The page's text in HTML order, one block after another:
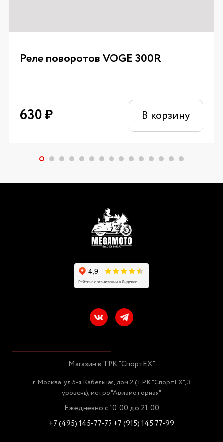
Реле поворотов VOGE 300R
630₽ В корзину
Магазин в ТРК "СпортЕХ"
г. Москва, ул.5-я Кабельная, дом 2 (ТРК "СпортЕХ", 3
уровень), метро "Авиамоторная"
Ежедневно с 10:00 до 21:00
+7 (495) 145-77-77 +7 (915) 145 77-99